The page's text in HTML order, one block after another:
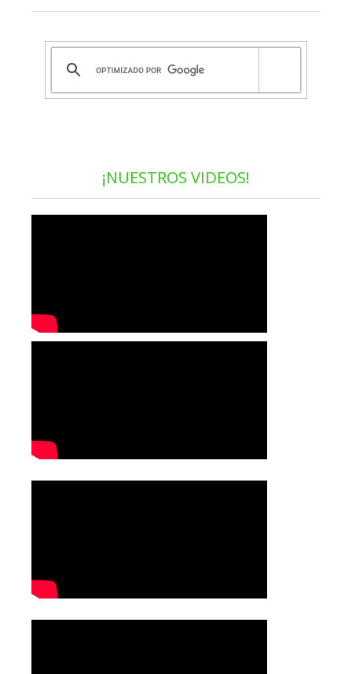
¡NUESTROS VIDEOS!